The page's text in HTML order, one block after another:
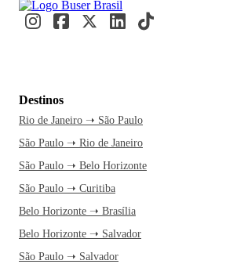
Destinos
Rio de Janeiro ➝ São Paulo
São Paulo ➝ Rio de Janeiro
São Paulo ➝ Belo Horizonte
São Paulo ➝ Curitiba
Belo Horizonte ➝ Brasília
Belo Horizonte ➝ Salvador
São Paulo ➝ Salvador